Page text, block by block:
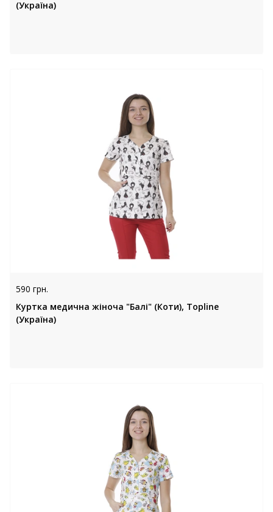
(Україна)
590 грн.
Куртка медична жіноча "Балі" (Коти), Topline
(Україна)